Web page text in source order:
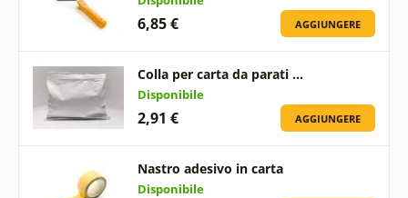
6,85 € AGGIUNGERE
Colla per carta da parati …
Disponibile
2,91 € AGGIUNGERE
Nastro adesivo in carta
Disponibile